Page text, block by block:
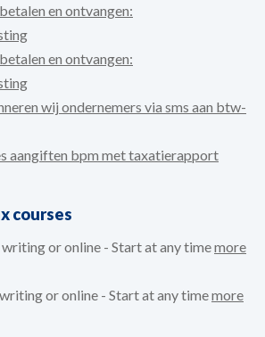
en ontvangen:
en ontvangen:
wij ondernemers via sms aan btw-
aangiften bpm met taxatierapport
courses
or online - Start at any timemore
or online - Start at any timemore